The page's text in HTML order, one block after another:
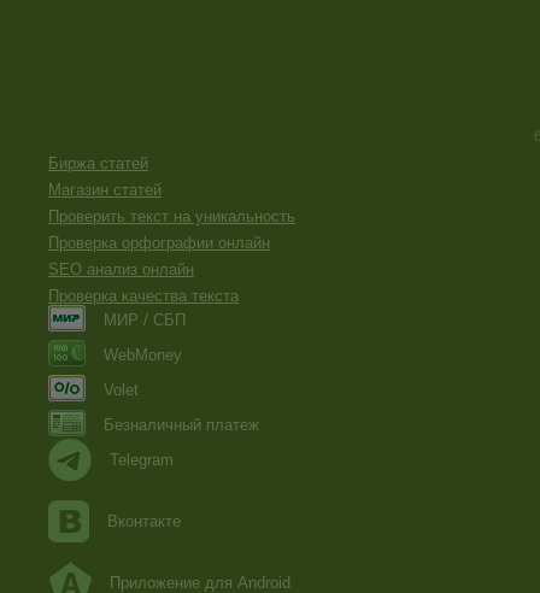
Биржа статей
Магазин статей
Проверить текст на уникальность
Проверка орфографии онлайн
SEO анализ онлайн
Проверка качества текста
МИР / СБП
WebMoney
Volet
Безналичный платеж
Telegram
Вконтакте
Приложение для Android